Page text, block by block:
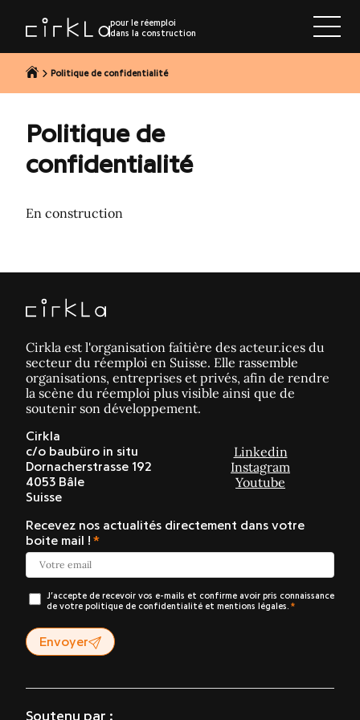
contenu
pour le réemploi
dans la construction
Politique de confidentialité
Politique de
confidentialité
En construction
Cirkla est l'organisation faîtière des acteur.ices du
secteur du réemploi en Suisse. Elle rassemble
organisations, entreprises et privés, afin de rendre
la scène du réemploi plus visible ainsi que de
soutenir son développement.
Cirkla
c/o baubüro in situ
Dornacherstrasse 192
4053 Bâle
Suisse
Linkedin
Instagram
Youtube
Recevez nos actualités directement dans votre
boite mail !
J’accepte de recevoir vos e-mails et confirme avoir pris connaissance
de votre politique de confidentialité et mentions légales.
Envoyer
Soutenu par :